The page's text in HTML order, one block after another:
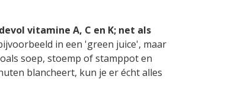
vitamine A, C en K; net als
in een 'green juice', maar
soep, stoemp of stamppot en
blancheert, kun je er écht alles